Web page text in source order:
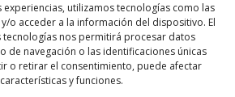
experiencias, utilizamos tecnologías como las
o acceder a la información del dispositivo. El
tecnologías nos permitirá procesar datos
de navegación o las identificaciones únicas
o retirar el consentimiento, puede afectar
y funciones.
nuestra red en Alicante ofrecen
y, en muchos casos, tarifas
clientes. Además, te beneficias
calidad garantizadas por nuestra